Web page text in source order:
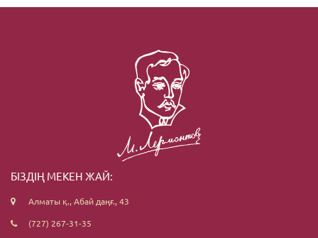
БІЗДІҢ МЕКЕН ЖАЙ:
Алматы қ., Абай даңғ., 43
(727) 267-31-35